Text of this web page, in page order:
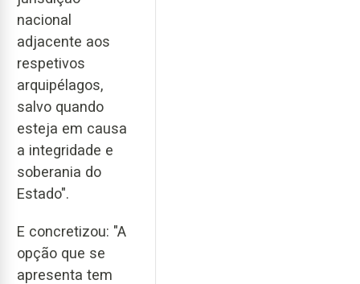
nacional
adjacente aos
respetivos
arquipélagos,
salvo quando
esteja em causa
a integridade e
soberania do
Estado".
E concretizou: "A
opção que se
apresenta tem